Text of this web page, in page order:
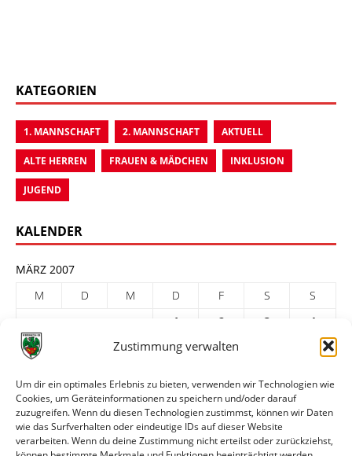
Zustimmung verwalten
Um dir ein optimales Erlebnis zu bieten, verwenden wir Technologien wie
Cookies, um Geräteinformationen zu speichern und/oder darauf
zuzugreifen. Wenn du diesen Technologien zustimmst, können wir Daten
wie das Surfverhalten oder eindeutige IDs auf dieser Website
verarbeiten. Wenn du deine Zustimmung nicht erteilst oder zurückziehst,
KATEGORIEN
1. MANNSCHAFT 2. MANNSCHAFT AKTUELL
ALTE HERREN FRAUEN & MÄDCHEN INKLUSION
JUGEND
KALENDER
MÄRZ 2007
M
D M D F S
S
1
2 3
4
5
7 8 9
19
20 21 22 23 24
26
27 28 29 30
31
« Feb.
Apr. »